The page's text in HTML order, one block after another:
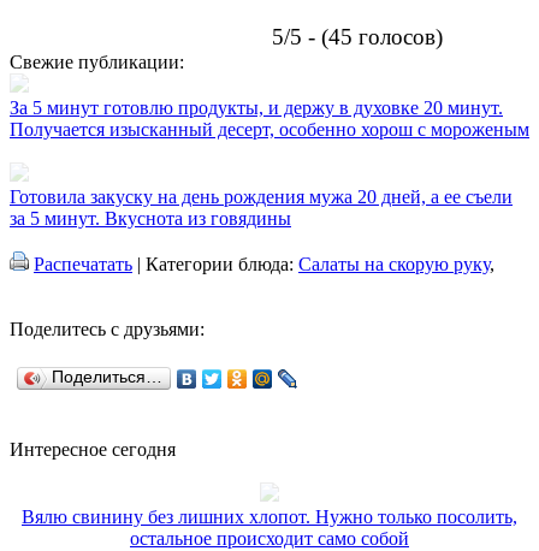
5/5 - (45 голосов)
Свежие публикации:
За 5 минут готовлю продукты, и держу в духовке 20 минут.
Получается изысканный десерт, особенно хорош с мороженым
Готовила закуску на день рождения мужа 20 дней, а ее съели
за 5 минут. Вкуснота из говядины
Распечатать | Категории блюда: Салаты на скорую руку,
Поделитесь с друзьями:
Поделиться…
Интересное сегодня
Вялю свинину без лишних хлопот. Нужно только посолить,
остальное происходит само собой